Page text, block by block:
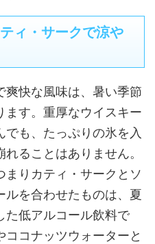
ィ・サークで涼や
爽快な風味は、暑い季節
ます。重厚なウイスキー
でも、たっぷりの氷を入
ることはありません。
まりカティ・サークとソ
ルを合わせたものは、夏
た低アルコール飲料で
コナッツウォーターと